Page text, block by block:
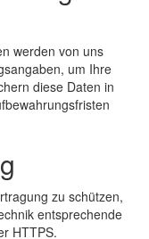
werden von uns
um Ihre
diese Daten in
zu schützen,
entsprechende
HTTPS.